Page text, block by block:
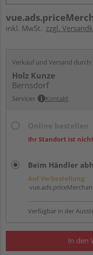
inkl. MwSt. zzgl.
Verkauf und Versand durch:
Holz Kunze
Bernsdorf
Services Kontakt
Ihr Standort ist
Beim Händler
Auf Vorbestellung:
Verfügbar in der
In den